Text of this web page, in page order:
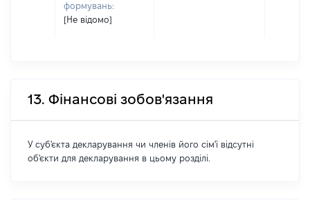
формувань:
[Не відомо]
13. Фінансові зобов'язання
У суб'єкта декларування чи членів його сім'ї відсутні
об'єкти для декларування в цьому розділі.